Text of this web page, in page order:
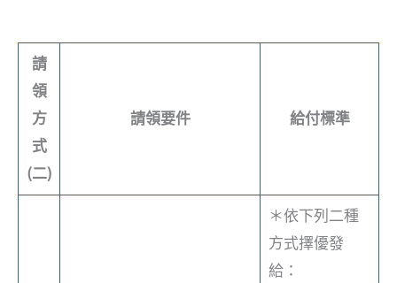
請
領
方
式
(二)
請領要件 給付標準
＊依下列二種
方式擇優發
給：